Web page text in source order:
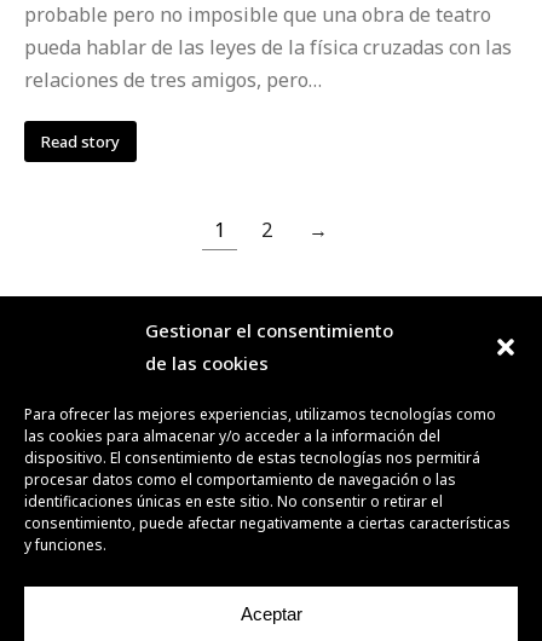
Gestionar el consentimiento
de las cookies
Para ofrecer las mejores experiencias, utilizamos tecnologías como
las cookies para almacenar y/o acceder a la información del
dispositivo. El consentimiento de estas tecnologías nos permitirá
procesar datos como el comportamiento de navegación o las
identificaciones únicas en este sitio. No consentir o retirar el
consentimiento, puede afectar negativamente a ciertas características
y funciones.
Aceptar
probable pero no imposible que una obra de teatro
pueda hablar de las leyes de la física cruzadas con las
relaciones de tres amigos, pero…
Read story
1 2 →
DEL 06 AL 15.11.2026